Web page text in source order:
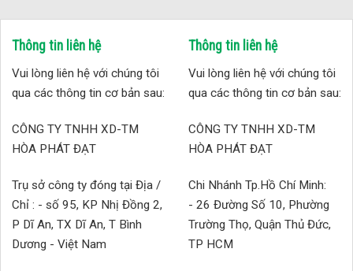
Thông tin liên hệ
Vui lòng liên hệ với chúng tôi
qua các thông tin cơ bản sau:
CÔNG TY TNHH XD-TM
HÒA PHÁT ĐẠT
Trụ sở công ty đóng tại Địa /
Chỉ : - số 95, KP Nhị Đồng 2,
P Dĩ An, TX Dĩ An, T Bình
Dương - Việt Nam
Thông tin liên hệ
Vui lòng liên hệ với chúng tôi
qua các thông tin cơ bản sau:
CÔNG TY TNHH XD-TM
HÒA PHÁT ĐẠT
Chi Nhánh Tp.Hồ Chí Minh:
- 26 Đường Số 10, Phường
Trường Thọ, Quận Thủ Đức,
TP HCM